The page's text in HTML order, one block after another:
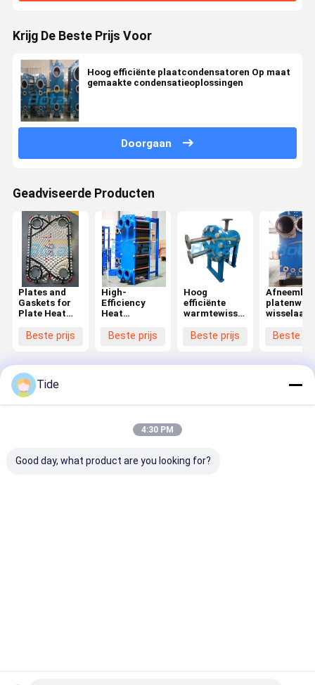
Krijg De Beste Prijs Voor
Hoog efficiënte plaatcondensatoren Op maat
gemaakte condensatieoplossingen
Doorgaan
Geadviseerde Producten
Plates and
Gaskets for
Plate Heat
Beste prijs
High-
Efficiency
Heat
Plate & Shell
Beste prijs
Hoog
efficiënte
warmtewisselaars
schelpenwarmtewisselaars
Beste prijs
wisselaar
industrie
Beste
ons
Sitemap
Privacybeleid
KwaliteitWatercirculatiepompChina Fabriek.Copyright © 2026
Tianjin Shiny-Metals Technology Co., Ltd.. All Rights Reserved.
Tide
4:30 PM
Good day, what product are you looking for?